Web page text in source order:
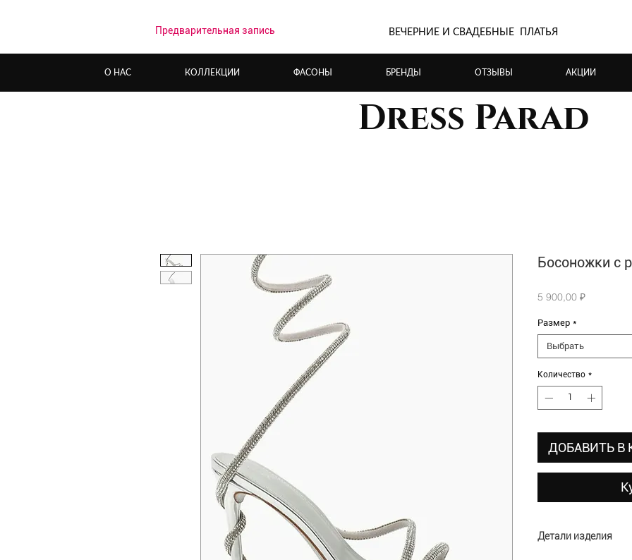
Предварительная запись ВЕЧЕРНИЕ И СВАДЕБНЫЕ ПЛАТЬЯ
О НАС КОЛЛЕКЦИИ ФАСОНЫ БРЕНДЫ ОТЗЫВЫ АКЦИИ
Dress Parad
Босоножки с
5 900,00 ₽Цена
Размер *
Выбрать
Количество *
ДОБАВИТЬ В
Детали изделия